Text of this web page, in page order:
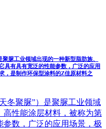
脲工业领域出现的一种新型脂肪族、
具有具有宽泛的性能参数，广泛的应用
，是制作环保型涂料的Z佳原材料之
冬聚脲”）是聚脲工业领域
高性能涂层材料，被称为第
数，广泛的应用场景，极